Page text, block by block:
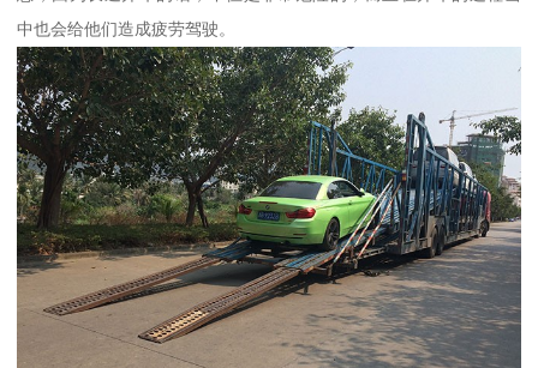
中也会给他们造成疲劳驾驶。